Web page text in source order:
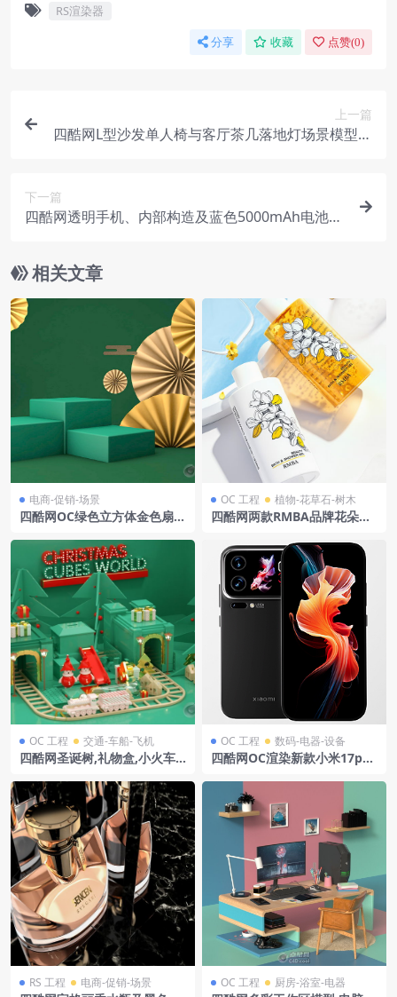
RS渲染器
分享 收藏 点赞(0)
上一篇
四酷网L型沙发单人椅与客厅茶几落地灯场景模型工
下一篇
四酷网透明手机、内部构造及蓝色5000mAh电池模
相关文章
电商-促销-场景
四酷网OC绿色立方体金色扇形
OC 工程 植物-花草石-树木
四酷网两款RMBA品牌花朵图
OC 工程 交通-车船-飞机
四酷网圣诞树,礼物盒,小火车
OC 工程 数码-电器-设备
四酷网OC渲染新款小米17pro
机模型
RS 工程 电商-促销-场景 OC 工程 厨房-浴室-电器